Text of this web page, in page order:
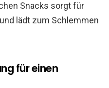
Snacks sorgt für
lädt zum Schlemmen
für einen